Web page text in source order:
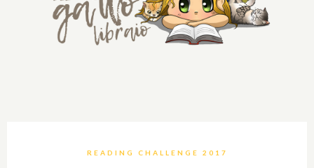
READING CHALLENGE 2017